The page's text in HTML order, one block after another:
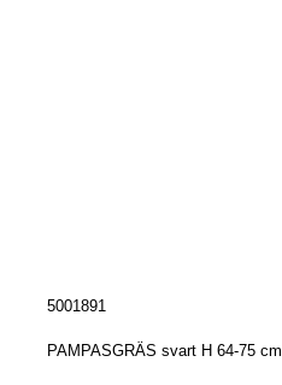
5001891
PAMPASGRÄS svart H 64-75 cm